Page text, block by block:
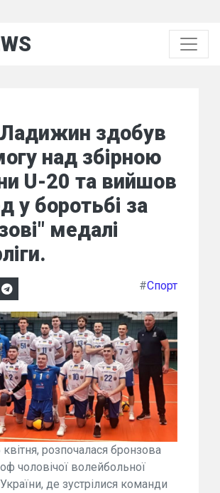
здобув
над збірною
U-20 та вийшов
у боротьбі за
медалі
#Спорт
квітня, розпочалася бронзова
чоловічої волейбольної
де зустрілися команди